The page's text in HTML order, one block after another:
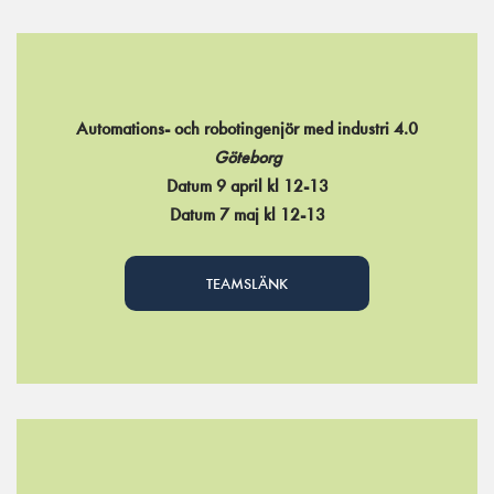
Automations- och robotingenjör med industri 4.0
Göteborg
Datum 9 april kl 12-13
Datum 7 maj kl 12-13
TEAMSLÄNK